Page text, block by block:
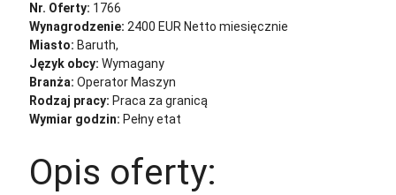
Nr. Oferty: 1766
Wynagrodzenie: 2400 EUR Netto miesięcznie
Miasto: Baruth,
Język obcy: Wymagany
Branża: Operator Maszyn
Rodzaj pracy: Praca za granicą
Wymiar godzin: Pełny etat
Opis oferty: